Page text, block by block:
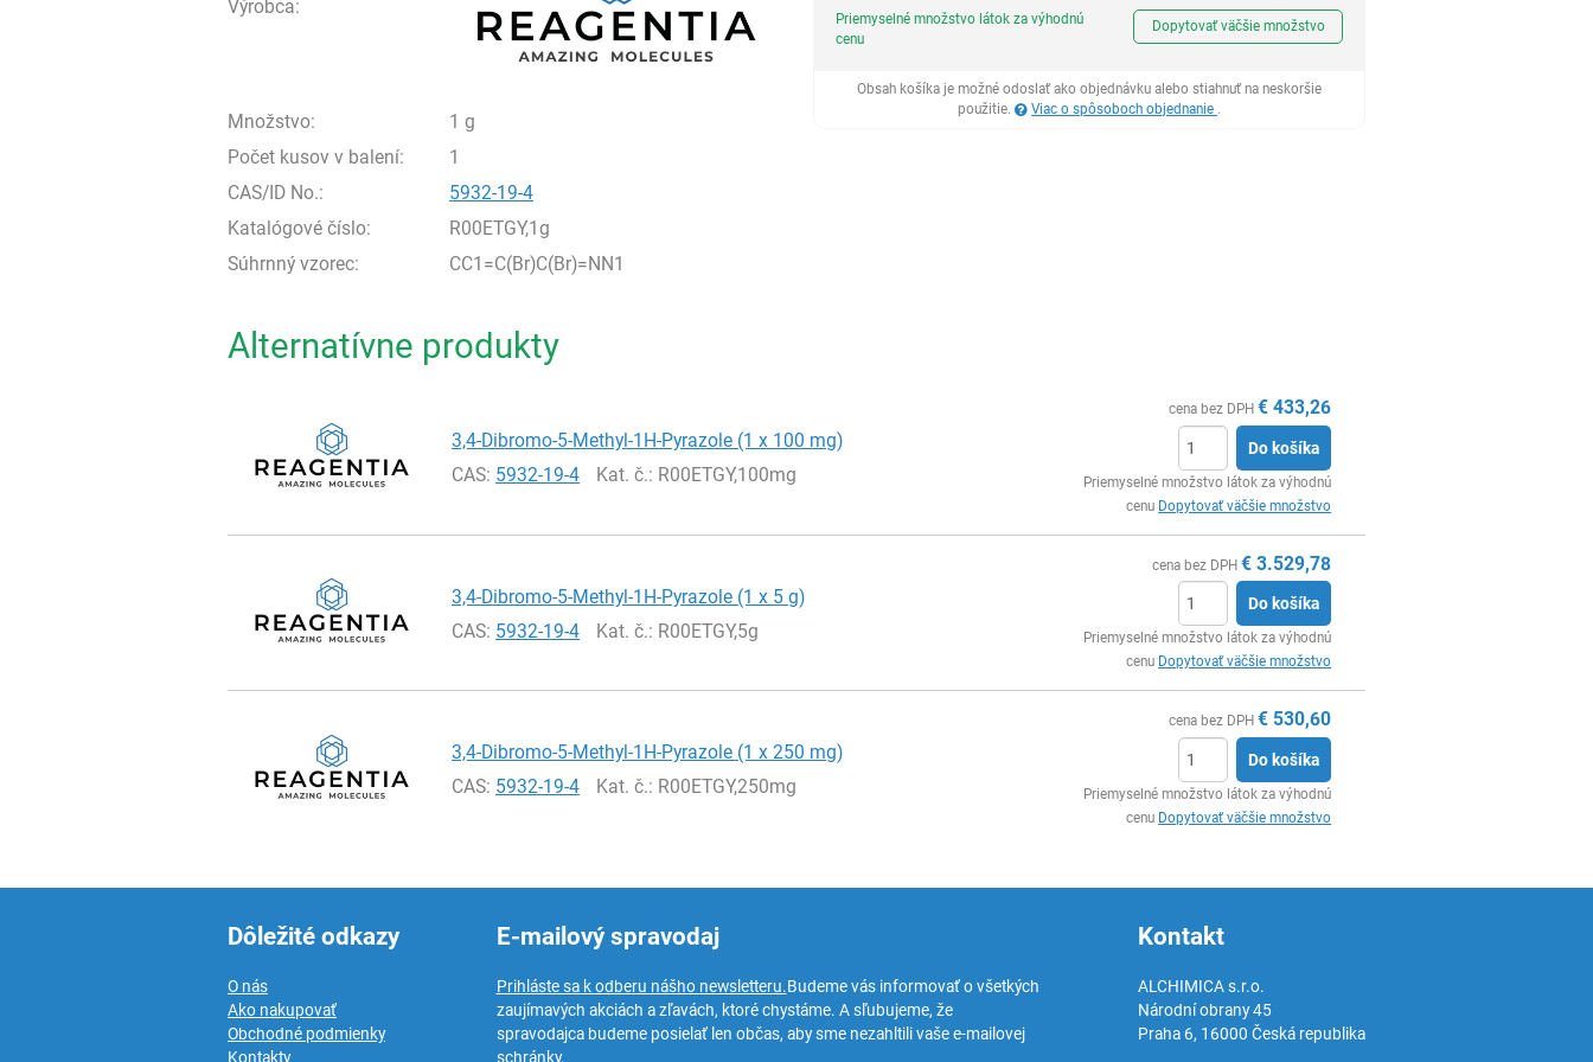
Výrobca:
Množstvo:
1 g
Počet kusov v balení:
1
CAS/ID No.:
5932-19-4
Katalógové číslo:
R00ETGY,1g
Súhrnný vzorec:
CC1=C(Br)C(Br)=NN1
Ks
Priemyselné množstvo látok za výhodnú
cenu
Dopytovať väčšie množstvo
Obsah košíka je možné odoslať ako objednávku alebo stiahnuť na neskoršie
použitie.
Viac o spôsoboch objednanie .
Alternatívne produkty
3,4-Dibromo-5-Methyl-1H-Pyrazole (1 x 100 mg)
CAS: 5932-19-4 Kat. č.: R00ETGY,100mg
cena bez DPH € 433,26
Do košíka
Priemyselné množstvo látok za výhodnú
cenu Dopytovať väčšie množstvo
3,4-Dibromo-5-Methyl-1H-Pyrazole (1 x 5 g)
CAS: 5932-19-4 Kat. č.: R00ETGY,5g
cena bez DPH € 3.529,78
Do košíka
Priemyselné množstvo látok za výhodnú
cenu Dopytovať väčšie množstvo
3,4-Dibromo-5-Methyl-1H-Pyrazole (1 x 250 mg)
CAS: 5932-19-4 Kat. č.: R00ETGY,250mg
cena bez DPH € 530,60
Do košíka
Priemyselné množstvo látok za výhodnú
cenu Dopytovať väčšie množstvo
Dôležité odkazy
O nás
Ako nakupovať
Obchodné podmienky
Kontakty
E-mailový spravodaj
Prihláste sa k odberu nášho newsletteru.Budeme vás informovať o všetkých
zaujímavých akciách a zľavách, ktoré chystáme. A sľubujeme, že
spravodajca budeme posielať len občas, aby sme nezahltili vaše e-mailovej
schránky.
Kontakt
ALCHIMICA s.r.o.
Národní obrany 45
Praha 6, 16000 Česká republika